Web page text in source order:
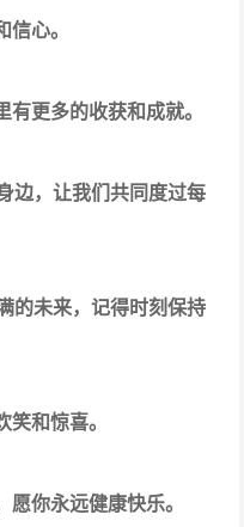
心。
更多的收获和成就。
边，让我们共同度过每
的未来，记得时刻保持
和惊喜。
你永远健康快乐。